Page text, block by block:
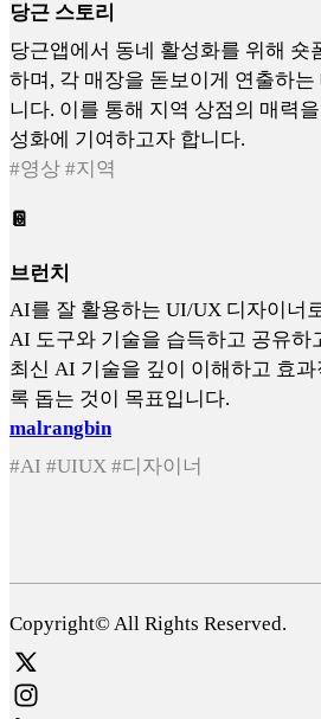
당근 스토리
당근앱에서 동네 활성화를 위해 숏
하며, 각 매장을 돋보이게 연출하
니다. 이를 통해 지역 상점의 매력
성화에 기여하고자 합니다.
#영상 #지역
📔
브런치
AI를 잘 활용하는 UI/UX 디자이너
AI 도구와 기술을 습득하고 공유하
최신 AI 기술을 깊이 이해하고 효
록 돕는 것이 목표입니다.
malrangbin
#AI #UIUX #디자이너
Copyright© All Rights Reserved.